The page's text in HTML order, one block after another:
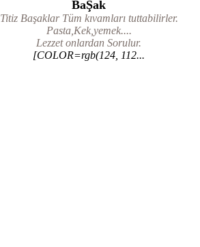
BaŞak
Titiz Başaklar Tüm kıvamları tuttabilirler.
Pasta,Kek,yemek....
Lezzet onlardan Sorulur.
[COLOR=rgb(124, 112...